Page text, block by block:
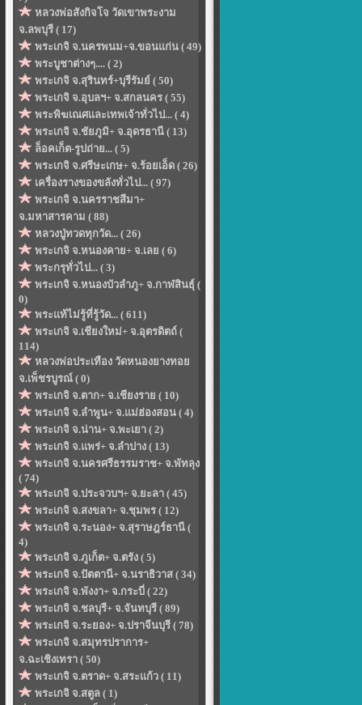
หลวงพ่อสังกิจโจ วัดเขาพระงาม
จ.ลพบุรี ( 17)
พระเกจิ จ.นครพนม+จ.ขอนแก่น ( 49)
พระบูชาต่างๆ.... ( 2)
พระเกจิ จ.สุรินทร์+บุรีรัมย์ ( 50)
พระเกจิ จ.อุบลฯ+ จ.สกลนคร ( 55)
พระพิฆเณศและเทพเจ้าทั่วไป... ( 4)
พระเกจิ จ.ชัยภูมิ+ จ.อุดรธานี ( 13)
ล็อคเก็ต-รูปถ่าย... ( 5)
พระเกจิ จ.ศรีษะเกษ+ จ.ร้อยเอ็ด ( 26)
เครื่องรางของขลังทั่วไป... ( 97)
พระเกจิ จ.นครราชสีมา+
จ.มหาสารคาม ( 88)
หลวงปู่ทวดทุกวัด... ( 26)
พระเกจิ จ.หนองคาย+ จ.เลย ( 6)
พระกรุทั่วไป... ( 3)
พระเกจิ จ.หนองบัวลำภู+ จ.กาฬสินธุ์ (
0)
พระแท้ไม่รู้ที่รู้วัด... ( 611)
พระเกจิ จ.เชียงใหม่+ จ.อุตรดิตถ์ (
114)
หลวงพ่อประเทือง วัดหนองยางทอย
จ.เพ็ชรบูรณ์ ( 0)
พระเกจิ จ.ตาก+ จ.เชียงราย ( 10)
พระเกจิ จ.ลำพูน+ จ.แม่ฮ่องสอน ( 4)
พระเกจิ จ.น่าน+ จ.พะเยา ( 2)
พระเกจิ จ.แพร่+ จ.ลำปาง ( 13)
พระเกจิ จ.นครศรีธรรมราช+ จ.พัทลุง
( 74)
พระเกจิ จ.ประจวบฯ+ จ.ยะลา ( 45)
พระเกจิ จ.สงขลา+ จ.ชุมพร ( 12)
พระเกจิ จ.ระนอง+ จ.สุราษฎร์ธานี (
4)
พระเกจิ จ.ภูเก็ต+ จ.ตรัง ( 5)
พระเกจิ จ.ปัตตานี+ จ.นราธิวาส ( 34)
พระเกจิ จ.พังงา+ จ.กระบี่ ( 22)
พระเกจิ จ.ชลบุรี+ จ.จันทบุรี ( 89)
พระเกจิ จ.ระยอง+ จ.ปราจีนบุรี ( 78)
พระเกจิ จ.สมุทรปราการ+
จ.ฉะเชิงเทรา ( 50)
พระเกจิ จ.ตราด+ จ.สระแก้ว ( 11)
พระเกจิ จ.สตูล ( 1)